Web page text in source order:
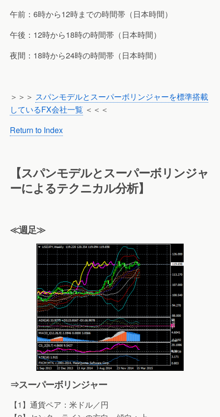
午前：6時から12時までの時間帯（日本時間）
午後：12時から18時の時間帯（日本時間）
夜間：18時から24時の時間帯（日本時間）
＞＞＞ スパンモデルとスーパーボリンジャーを標準搭載
しているFX会社一覧 ＜＜＜
Return to Index
【スパンモデルとスーパーボリンジャ
ーによるテクニカル分析】
≪週足≫
⇒スーパーボリンジャー
【1】通貨ペア：米ドル／円